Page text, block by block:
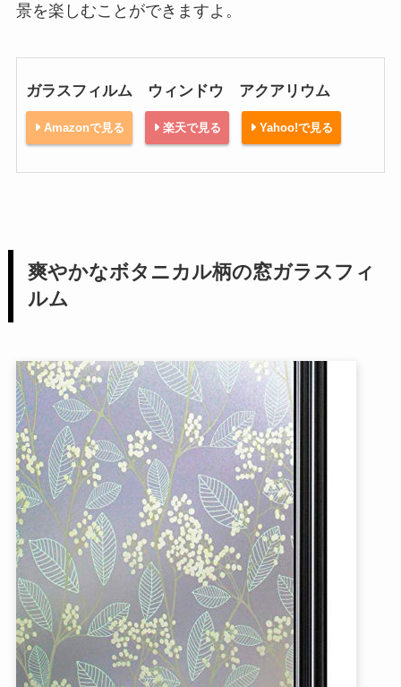
景を楽しむことができますよ。
ガラスフィルム ウィンドウ アクアリウム
Amazonで見る 楽天で見る Yahoo!で見る
爽やかなボタニカル柄の窓ガラスフィ
ルム